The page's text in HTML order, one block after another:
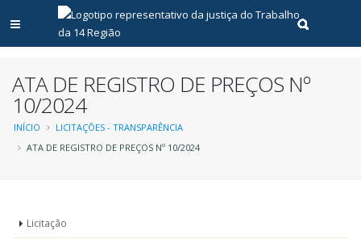
Abrir menu principal
Realizar
ATA DE REGISTRO DE PREÇOS Nº
10/2024
Trilha
INÍCIO
LICITAÇÕES - TRANSPARÊNCIA
ATA DE REGISTRO DE PREÇOS Nº 10/2024
Menu
Licitação